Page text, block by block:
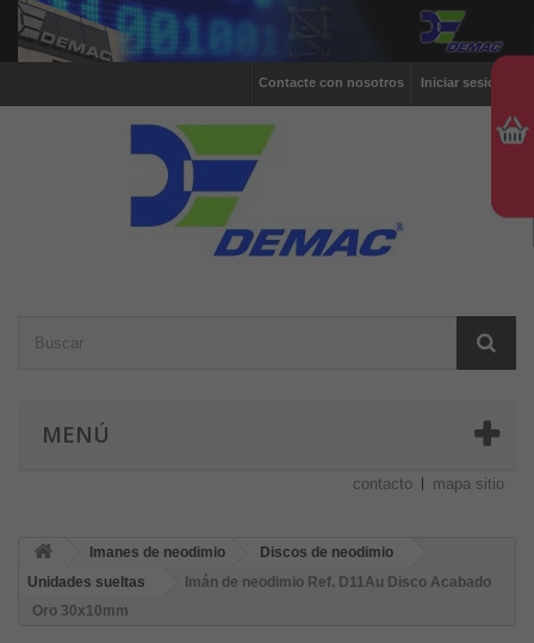
Iniciar sesión
Contacte con nosotros
MENÚ
contacto mapa sitio
Imanes de neodimio
Discos de neodimio
Unidades sueltas
Imán de neodimio Ref. D11Au Disco Acabado
Oro 30x10mm